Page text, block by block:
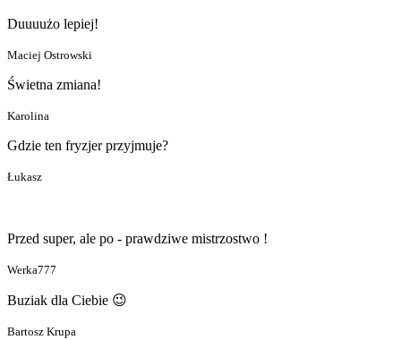
Duuuużo lepiej!
Maciej Ostrowski
Świetna zmiana!
Karolina
Gdzie ten fryzjer przyjmuje?
Łukasz
Przed super, ale po - prawdziwe mistrzostwo !
Werka777
Buziak dla Ciebie 😉
Bartosz Krupa